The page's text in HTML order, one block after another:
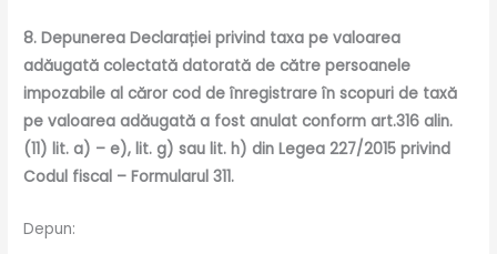
8. Depunerea Declarației privind taxa pe valoarea
adăugată colectată datorată de către persoanele
impozabile al căror cod de înregistrare în scopuri de taxă
pe valoarea adăugată a fost anulat conform art.316 alin.
(11) lit. a) – e), lit. g) sau lit. h) din Legea 227/2015 privind
Codul fiscal – Formularul 311.
Depun: